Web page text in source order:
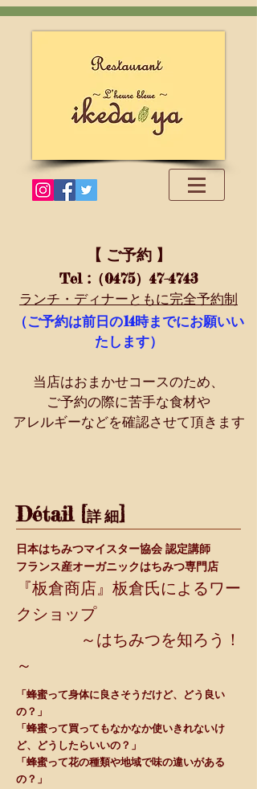
【 ご予約 】
Tel :（0475）47-4743
ランチ・ディナーともに完全予約制
（ご予約は前日の14時までにお願いい
たします）
当店はおまかせコースのため、
ご予約の際に苦手な食材や
​アレルギーなどを確認させて頂きます
Détail [詳 細]
日本はちみつマイスター協会 認定講師
フランス産オーガニックはちみつ専門店
『板倉商店』板倉氏によるワー
クショップ
～はちみつを知ろう！
～
「蜂蜜って身体に良さそうだけど、どう良い
の？」
「蜂蜜って買ってもなかなか使いきれないけ
ど、どうしたらいいの？」
「蜂蜜って花の種類や地域で味の違いがある
の？」